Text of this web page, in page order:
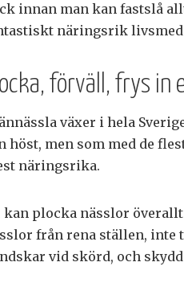
innan man kan fastslå
näringsrik
förväll, frys in
växer i hela
höst, men som med de
näringsrika.
kan plocka nässlor
från rena ställen, inte
vid skörd, och